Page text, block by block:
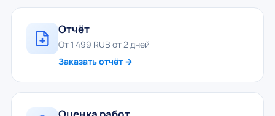
Отчёт
От 1 499 RUB от 2 дней
Заказать отчёт →